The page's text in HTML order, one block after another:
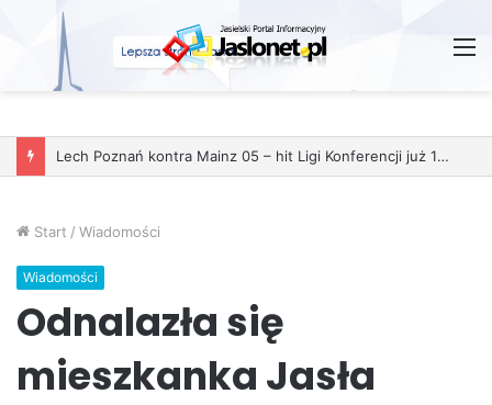
Start / Wiadomości
Wiadomości
Odnalazła się
mieszkanka Jasła